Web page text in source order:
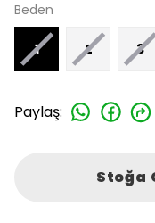
Beden
1 2 3
Paylaş:
Stoğa